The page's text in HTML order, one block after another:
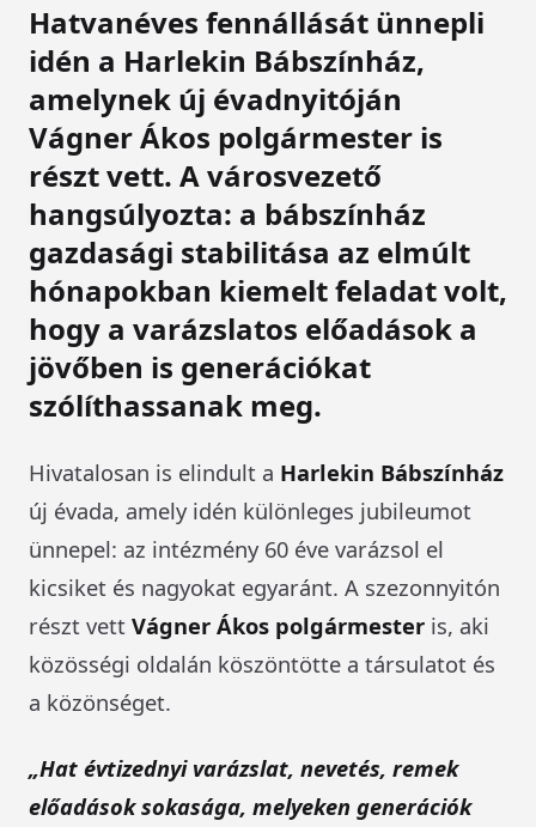
Hatvanéves fennállását ünnepli
idén a Harlekin Bábszínház,
amelynek új évadnyitóján
Vágner Ákos polgármester is
részt vett. A városvezető
hangsúlyozta: a bábszínház
gazdasági stabilitása az elmúlt
hónapokban kiemelt feladat volt,
hogy a varázslatos előadások a
jövőben is generációkat
szólíthassanak meg.
Hivatalosan is elindult a Harlekin Bábszínház
új évada, amely idén különleges jubileumot
ünnepel: az intézmény 60 éve varázsol el
kicsiket és nagyokat egyaránt. A szezonnyitón
részt vett Vágner Ákos polgármester is, aki
közösségi oldalán köszöntötte a társulatot és
a közönséget.
„Hat évtizednyi varázslat, nevetés, remek
előadások sokasága, melyeken generációk